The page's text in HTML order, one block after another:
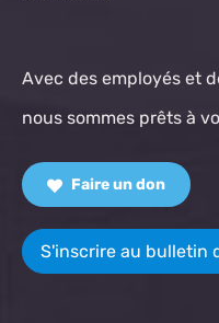
Avec des employés et
nous sommes prêts à
Faire un don
S'inscrire au bulletin